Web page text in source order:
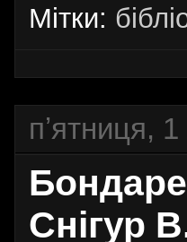
Мітки:
пʼятниця,
Снігур